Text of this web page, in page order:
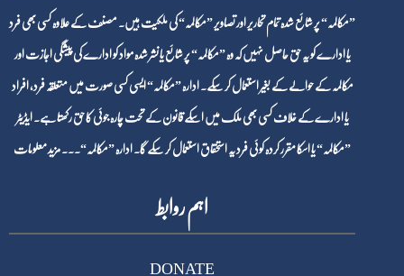
”مکالمہ“ پر شائع شدہ تمام تحاریر اور تصاویر ”مکالمہ“ کی ملکیت ہیں۔ مصنف کے علاوہ کسی بھی فرد
یا ادارے کو یہ حق حاصل نہیں کہ وہ ”مکالمہ“ پر شائع یا نشر شدہ مواد کو ادارے کی پیشگی اجازت اور
مکالمہ کے حوالے کے بغیر استعمال کر سکے۔ ادارہ ”مکالمہ“ ایسی کسی صورت میں متعلقہ فرد، افراد
یا ادارے کے خلاف کسی بھی ملک میں اسکے قانون کے تحت چارہ جوئی کا حق رکھتا ہے۔ ایڈیٹر
”مکالمہ“ یا اسکا مقرر کردہ کوئی فرد یہ استحقاق استعمال کر سکے گا۔ ادارہ ”مکالمہ“۔۔۔ مزید معلومات
اہم روابط
DONATE